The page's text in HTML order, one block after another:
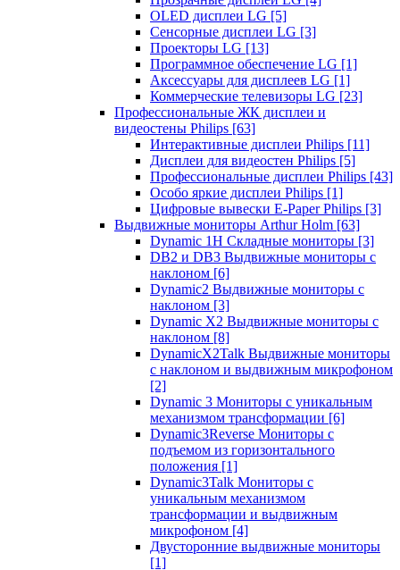
OLED дисплеи LG [5]
Сенсорные дисплеи LG [3]
Проекторы LG [13]
Программное обеспечение LG [1]
Аксессуары для дисплеев LG [1]
Коммерческие телевизоры LG [23]
Профессиональные ЖК дисплеи и
видеостены Philips [63]
Интерактивные дисплеи Philips [11]
Дисплеи для видеостен Philips [5]
Профессиональные дисплеи Philips [43]
Особо яркие дисплеи Philips [1]
Цифровые вывески E-Paper Philips [3]
Выдвижные мониторы Arthur Holm [63]
Dynamic 1Н Складные мониторы [3]
DB2 и DB3 Выдвижные мониторы с
наклоном [6]
Dynamic2 Выдвижные мониторы с
наклоном [3]
Dynamic X2 Выдвижные мониторы с
наклоном [8]
DynamicX2Talk Выдвижные мониторы
с наклоном и выдвижным микрофоном
[2]
Dynamic 3 Мониторы с уникальным
механизмом трансформации [6]
Dynamic3Reverse Мониторы с
подъемом из горизонтального
положения [1]
Dynamic3Talk Мониторы с
уникальным механизмом
трансформации и выдвижным
микрофоном [4]
Двусторонние выдвижные мониторы
[1]